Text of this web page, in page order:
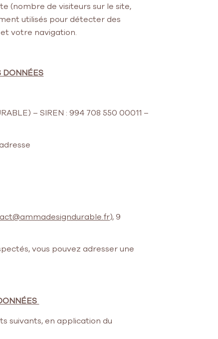
(nombre de visiteurs sur le site,
utilisés pour détecter des
votre navigation.
DONNÉES
– SIREN : 994 708 550 00011 –
), 9
vous pouvez adresser une
suivants, en application du